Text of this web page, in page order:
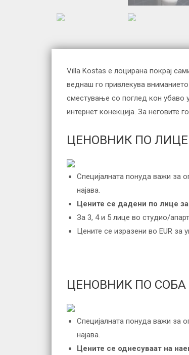
Villa Kostas е лоцирана покрај
веднаш го привлекува
сместување со поглед кон убаво
интернет конекција. За неговите
ЦЕНОВНИК ПО
Специјалната понуда важи за
најава.
Цените се дадени по лице
За 3, 4 и 5 лице во студио/
Цените се изразени во EUR за
ЦЕНОВНИК ПО
Специјалната понуда важи за
најава.
Цените се однесуваат на